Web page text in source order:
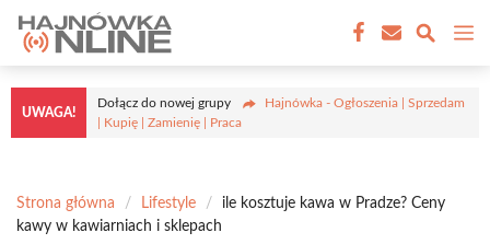
Przejdź
treści
UWAGA!
Dołącz do nowej grupy
Hajnówka - Ogłoszenia | Sprzedam
| Kupię | Zamienię | Praca
Strona główna / Lifestyle /
ile kosztuje kawa w Pradze? Ceny
kawy w kawiarniach i sklepach